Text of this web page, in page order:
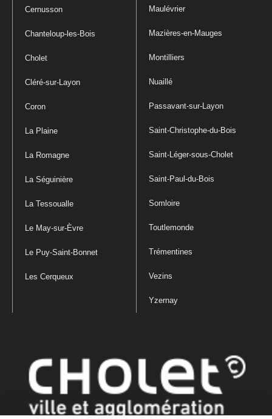
Cernusson
Chanteloup-les-Bois
Cholet
Cléré-sur-Layon
Coron
La Plaine
La Romagne
La Séguinière
La Tessoualle
Le May-sur-Èvre
Le Puy-Saint-Bonnet
Les Cerqueux
Maulévrier
Mazières-en-Mauges
Montilliers
Nuaillé
Passavant-sur-Layon
Saint-Christophe-du-Bois
Saint-Léger-sous-Cholet
Saint-Paul-du-Bois
Somloire
Toutlemonde
Trémentines
Vezins
Yzernay